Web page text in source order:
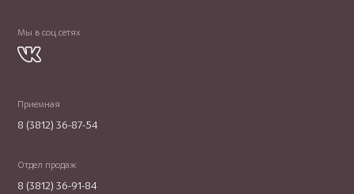
Мы в соц.сетях
Приемная
8 (3812) 36-87-54
Отдел продаж
8 (3812) 36-91-84